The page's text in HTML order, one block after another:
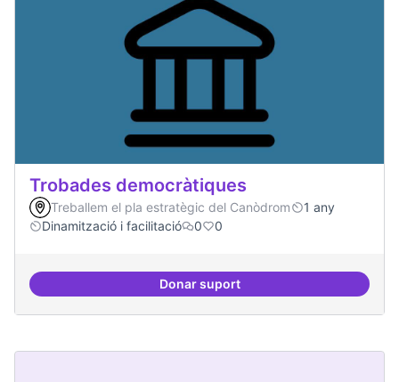
Trobades democràtiques
Treballem el pla estratègic del Canòdrom
1 any
Dinamització i facilitació
0 0
Donar suportTrobades democràtiques